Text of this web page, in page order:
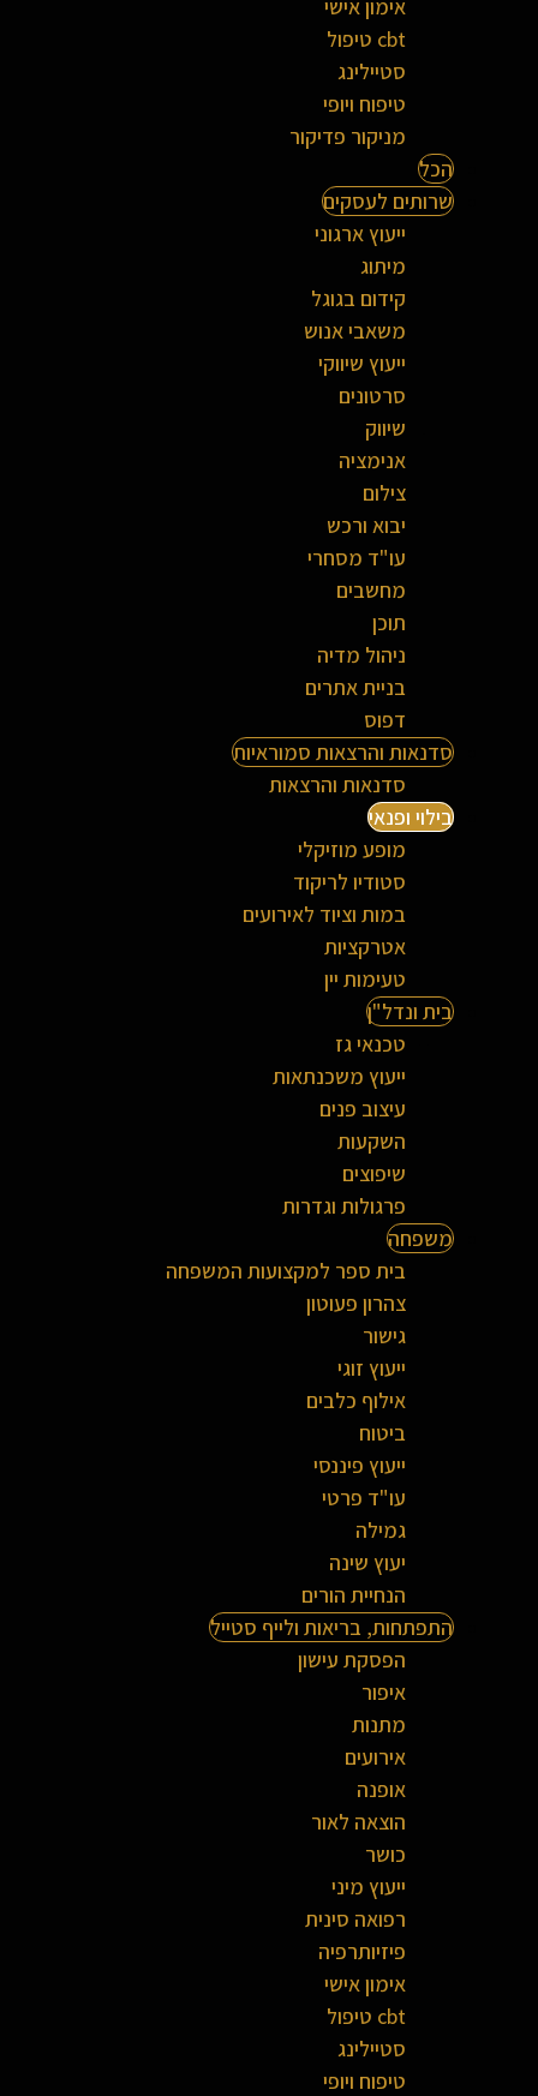
אימון אישי
cbt טיפול
סטיילינג
טיפוח ויופי
מניקור פדיקור
הכל
שרותים לעסקים
ייעוץ ארגוני
מיתוג
קידום בגוגל
משאבי אנוש
ייעוץ שיווקי
סרטונים
שיווק
אנימציה
צילום
יבוא ורכש
עו"ד מסחרי
מחשבים
תוכן
ניהול מדיה
בניית אתרים
דפוס
סדנאות והרצאות סמוראיות
סדנאות והרצאות
בילוי ופנאי
מופע מוזיקלי
סטודיו לריקוד
במות וציוד לאירועים
אטרקציות
טעימות יין
בית ונדל"ן
טכנאי גז
ייעוץ משכנתאות
עיצוב פנים
השקעות
שיפוצים
פרגולות וגדרות
משפחה
בית ספר למקצועות המשפחה
צהרון פעוטון
גישור
ייעוץ זוגי
אילוף כלבים
ביטוח
ייעוץ פיננסי
עו"ד פרטי
גמילה
יעוץ שינה
הנחיית הורים
התפתחות, בריאות ולייף סטייל
הפסקת עישון
איפור
מתנות
אירועים
אופנה
הוצאה לאור
כושר
ייעוץ מיני
רפואה סינית
פיזיותרפיה
אימון אישי
cbt טיפול
סטיילינג
טיפוח ויופי